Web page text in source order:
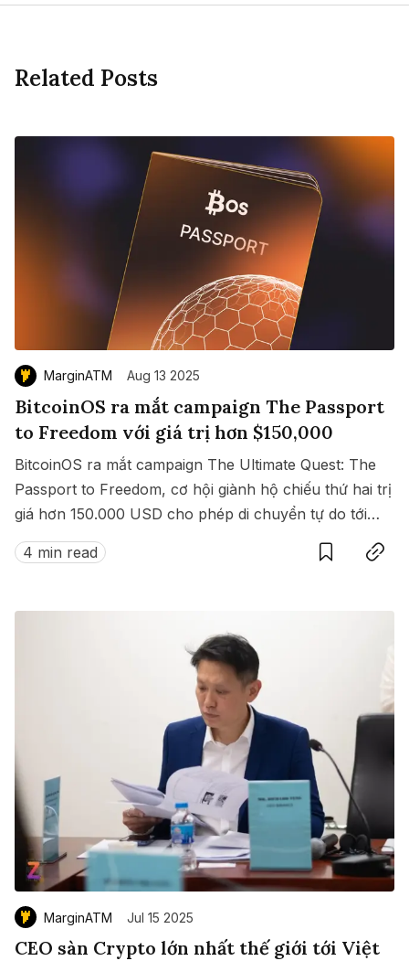
Related Posts
MarginATM Aug 13 2025
BitcoinOS ra mắt campaign The Passport
to Freedom với giá trị hơn $150,000
BitcoinOS ra mắt campaign The Ultimate Quest: The
Passport to Freedom, cơ hội giành hộ chiếu thứ hai trị
giá hơn 150.000 USD cho phép di chuyển tự do tới
hàng loạt quốc gia không cần visa.
4 min read
SaveCopy link
MarginATM Jul 15 2025
CEO sàn Crypto lớn nhất thế giới tới Việt